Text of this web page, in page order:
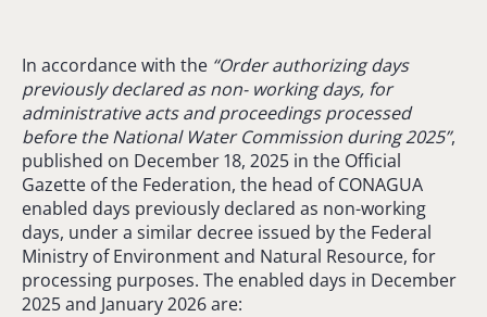
In accordance with the “Order authorizing days
previously declared as non- working days, for
administrative acts and proceedings processed
before the National Water Commission during 2025”,
published on December 18, 2025 in the Official
Gazette of the Federation, the head of CONAGUA
enabled days previously declared as non-working
days, under a similar decree issued by the Federal
Ministry of Environment and Natural Resource, for
processing purposes. The enabled days in December
2025 and January 2026 are: